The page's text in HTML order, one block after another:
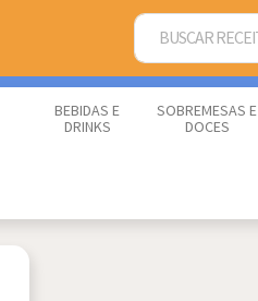
BEBIDAS E
DRINKS
SOBREMESAS E
DOCES